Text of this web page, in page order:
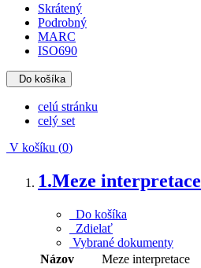
Skrátený
Podrobný
MARC
ISO690
Do košíka
celú stránku
celý set
V košíku (0)
1.Meze interpretace
Do košíka
Zdielať
Vybrané dokumenty
Názov
Meze interpretace